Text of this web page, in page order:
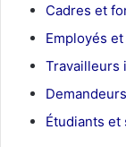
Cadres et
Employés
Travailleurs
Étudiants et